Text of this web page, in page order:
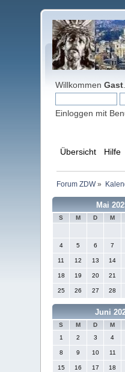
WillkommenGast
Einloggen mit
Übersicht Hilfe
Forum ZDW»
Mai
S M D M
4 5 6 7
11 12 13 14
18 19 20 21
25 26 27 28
Juni
S M D M
1
2 3 4
8 9 10 11
15 16 17 18